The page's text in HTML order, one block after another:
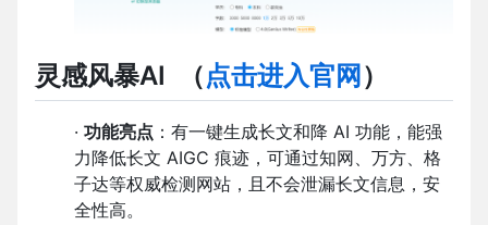
灵感风暴AI （点击进入官网 ）
· 功能亮点 ：有一键生成长文和降 AI 功能，能强
力降低长文 AIGC 痕迹，可通过知网、万方、格
子达等权威检测网站，且不会泄漏长文信息，安
全性高。